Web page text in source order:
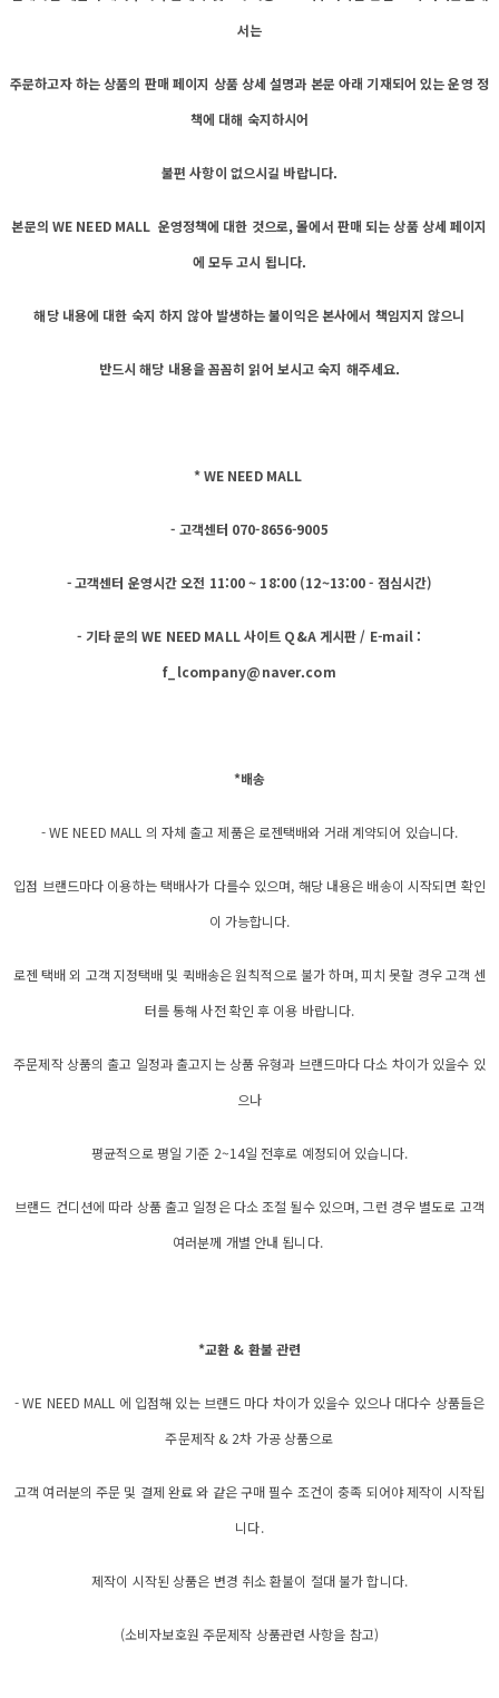
서는
주문하고자 하는 상품의 판매 페이지 상품 상세 설명과 본문 아래 기재되어 있는 운영 정
책에 대해 숙지하시어
불편 사항이 없으시길 바랍니다.
본문의 WE NEED MALL 운영정책에 대한 것으로, 몰에서 판매 되는 상품 상세 페이지
에 모두 고시 됩니다.
해당 내용에 대한 숙지 하지 않아 발생하는 불이익은 본사에서 책임지지 않으니
반드시 해당 내용을 꼼꼼히 읽어 보시고 숙지 해주세요.
* WE NEED MALL
- 고객센터 070-8656-9005
- 고객센터 운영시간 오전 11:00 ~ 18:00 (12~13:00 - 점심시간)
- 기타 문의 WE NEED MALL 사이트 Q&A 게시판 / E-mail :
f_lcompany@naver.com
*배송
- WE NEED MALL 의 자체 출고 제품은 로젠택배와 거래 계약되어 있습니다.
입점 브랜드마다 이용하는 택배사가 다를수 있으며, 해당 내용은 배송이 시작되면 확인
이 가능합니다.
로젠 택배 외 고객 지정택배 및 퀵배송은 원칙적으로 불가 하며, 피치 못할 경우 고객 센
터를 통해 사전 확인 후 이용 바랍니다.
주문제작 상품의 출고 일정과 출고지는 상품 유형과 브랜드마다 다소 차이가 있을수 있
으나
평균적으로 평일 기준 2~14일 전후로 예정되어 있습니다.
브랜드 컨디션에 따라 상품 출고 일정은 다소 조절 될수 있으며, 그런 경우 별도로 고객
여러분께 개별 안내 됩니다.
*교환 & 환불 관련
- WE NEED MALL 에 입점해 있는 브랜드 마다 차이가 있을수 있으나 대다수 상품들은
주문제작 & 2차 가공 상품으로
고객 여러분의 주문 및 결제 완료 와 같은 구매 필수 조건이 충족 되어야 제작이 시작됩
니다.
제작이 시작된 상품은 변경 취소 환불이 절대 불가 합니다.
(소비자보호원 주문제작 상품관련 사항을 참고)